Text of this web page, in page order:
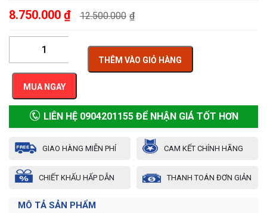
8.750.000 ₫ 12.500.000 ₫
THÊM VÀO GIỎ HÀNG
MUA NGAY
LIÊN HỆ 0904201155 ĐỂ NHẬN GIÁ TỐT HƠN
GIAO HÀNG MIỄN PHÍ CAM KẾT CHÍNH HÃNG
CHIẾT KHẤU HẤP DẪN THANH TOÁN ĐƠN GIẢN
MÔ TẢ SẢN PHẨM